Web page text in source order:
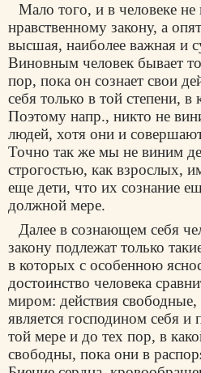
Мало того, и в человеке не
нравственному закону, а
высшая, наиболее важная и
Виновным человек бывает
пор, пока он сознает свои
себя только в той степени, в
Поэтому напр., никто не
людей, хотя они и
Точно так же мы не виним
строгостью, как взрослых,
еще дети, что их сознание
должной мере.
Далее в сознающем себя
закону подлежат только
в которых с особенною
достоинство человека
миром: действия свободные,
является господином себя
той мере и до тех пор, в
свободны, пока они в